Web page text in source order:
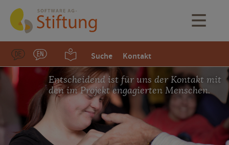
Suche Kontakt
Entscheidend ist für uns der Kontakt mit
den im Projekt engagierten Menschen.